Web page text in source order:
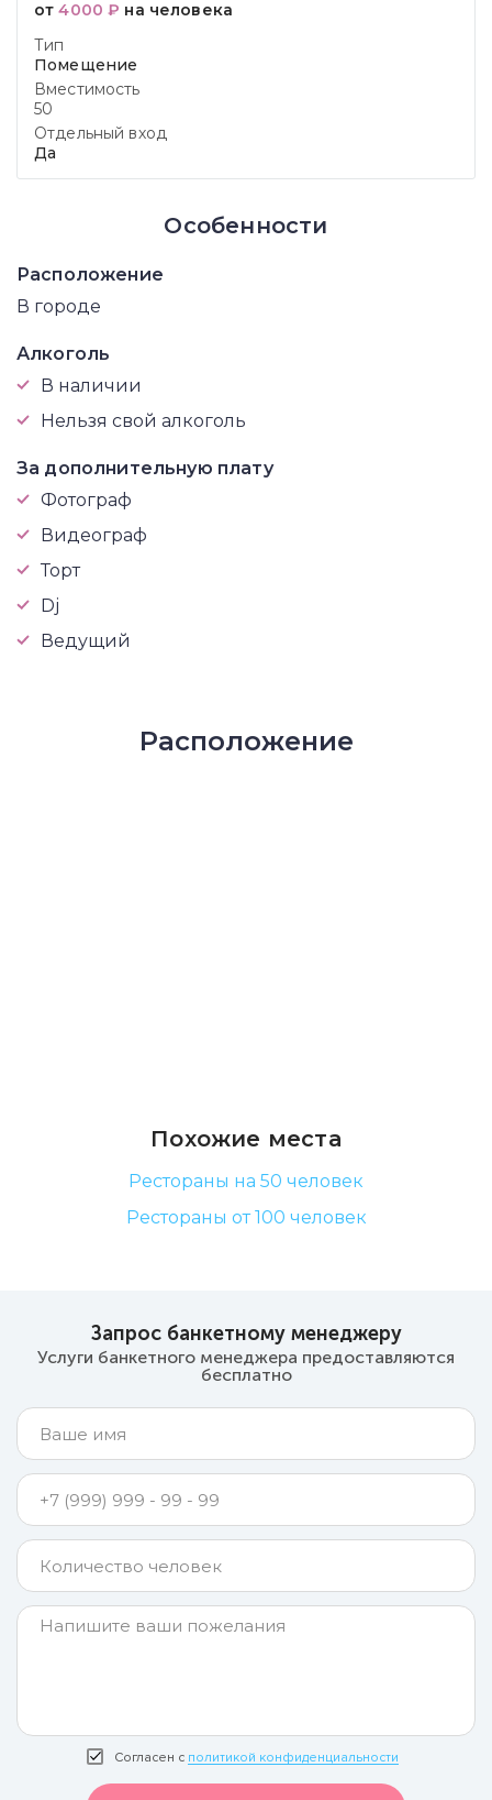
от4000 ₽ на человека
Тип
Помещение
Вместимость
50
Отдельный вход
Да
Особенности
Расположение
В городе
Алкоголь
В наличии
Нельзя свой алкоголь
За дополнительную плату
Фотограф
Видеограф
Торт
Dj
Ведущий
Расположение
Похожие места
Рестораны на 50 человек
Рестораны от 100 человек
Запрос банкетному менеджеру
Услуги банкетного менеджера предоставляются
бесплатно
Согласен с политикой конфиденциальности